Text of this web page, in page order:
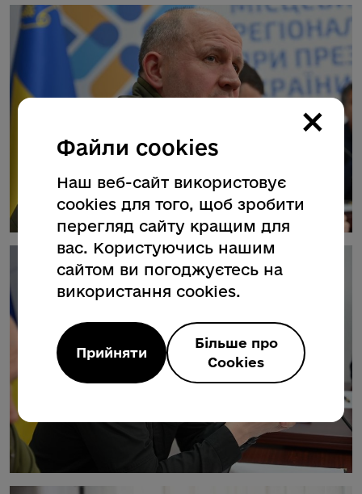
×
Файли cookies
Наш веб-сайт використовує
cookies для того, щоб зробити
перегляд сайту кращим для
вас. Користуючись нашим
сайтом ви погоджуєтесь на
використання cookies.
Прийняти
Більше про
Cookies